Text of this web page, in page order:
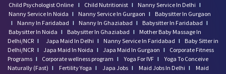
Child Psychologist Online I Child Nutritionist I Nanny Service In Delhi I
Nanny Service In Noida I Nanny Service In Gurgaon I
Babysitter In Gurgaon
I
Nanny In Faridabad I Nanny In Ghaziabad I Babysitter In Faridabad I
Babysitter In Noida I Babysitter In Ghaziabad I
Mother Baby Massage In
Delhi/NCR I Japa Maid In Delhi I Nanny Service In Faridabad I
Baby Sitter in
Delhi/NCR I Japa Maid In Noida I Japa Maid In Gurgaon I
Corporate Fitness
Programs I Corporate wellness program I Yoga For IVF I
Yoga To Conceive
Naturally (Fast) I Fertility Yoga I Japa Jobs I Maid Jobs In Delhi I
Maid